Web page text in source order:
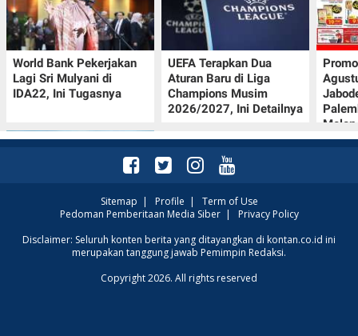
World Bank Pekerjakan
Lagi Sri Mulyani di
IDA22, Ini Tugasnya
UEFA Terapkan Dua
Aturan Baru di Liga
Champions Musim
2026/2027, Ini Detailnya
Intip Prakiraan Cuaca
Sumsel Kamis (6/8):
Mendominasi, Siapkan
Sitemap | Profile | Term of Use
Pedoman Pemberitaan Media Siber| Privacy Policy
Disclaimer: Seluruh konten berita yang ditayangkan di kontan.co.id ini
merupakan tanggung jawab Pemimpin Redaksi.
Copyright 2026. All rights reserved